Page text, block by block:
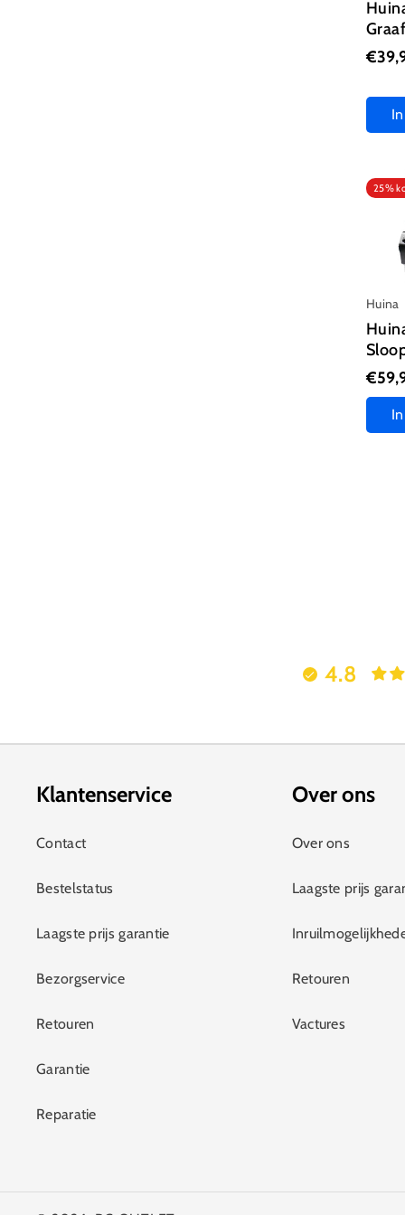
25%
Huina
4.8
Klantenservice
Contact
Bestelstatus
Laagste prijs garantie
Bezorgservice
Retouren
Garantie
Reparatie
Over ons
Over ons
Laagste prijs
Retouren
Vactures